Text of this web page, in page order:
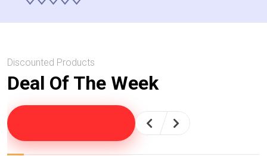
Discounted Products
Deal Of The Week